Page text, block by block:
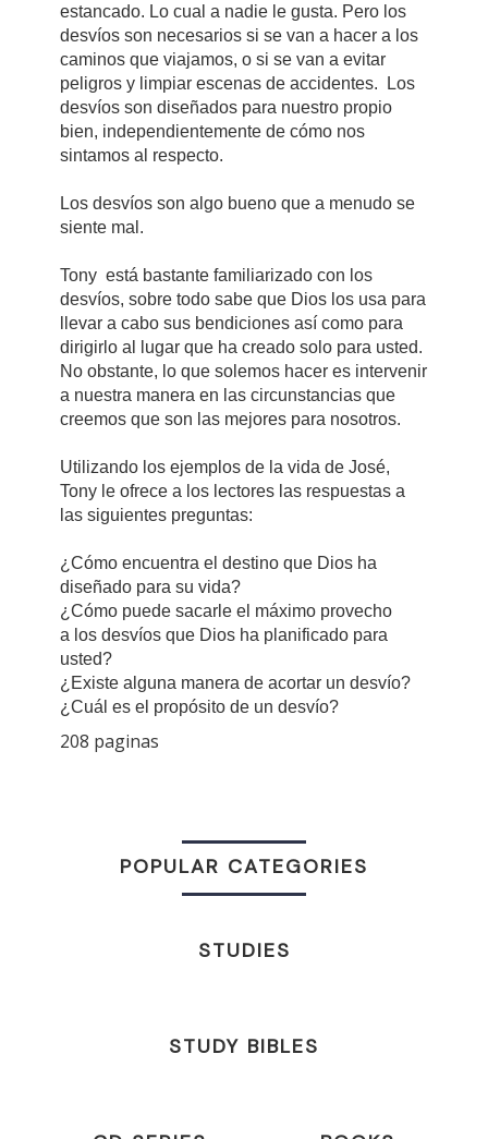
estancado. Lo cual a nadie le gusta. Pero los
desvíos son necesarios si se van a hacer a los
caminos que viajamos, o si se van a evitar
peligros y limpiar escenas de accidentes. Los
desvíos son diseñados para nuestro propio
bien, independientemente de cómo nos
sintamos al respecto.
Los desvíos son algo bueno que a menudo se
siente mal.
Tony está bastante familiarizado con los
desvíos, sobre todo sabe que Dios los usa para
llevar a cabo sus bendiciones así como para
dirigirlo al lugar que ha creado solo para usted.
No obstante, lo que solemos hacer es intervenir
a nuestra manera en las circunstancias que
creemos que son las mejores para nosotros.
Utilizando los ejemplos de la vida de José,
Tony le ofrece a los lectores las respuestas a
las siguientes preguntas:
¿Cómo encuentra el destino que Dios ha
diseñado para su vida?
¿Cómo puede sacarle el máximo provecho
a los desvíos que Dios ha planificado para
usted?
¿Existe alguna manera de acortar un desvío?
¿Cuál es el propósito de un desvío?
208 paginas
POPULAR CATEGORIES
STUDIES
STUDY BIBLES